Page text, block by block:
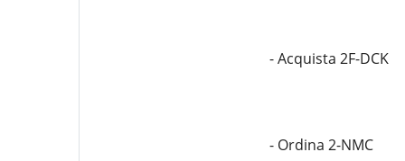
- Acquista 2F-DCK
- Ordina 2-NMC